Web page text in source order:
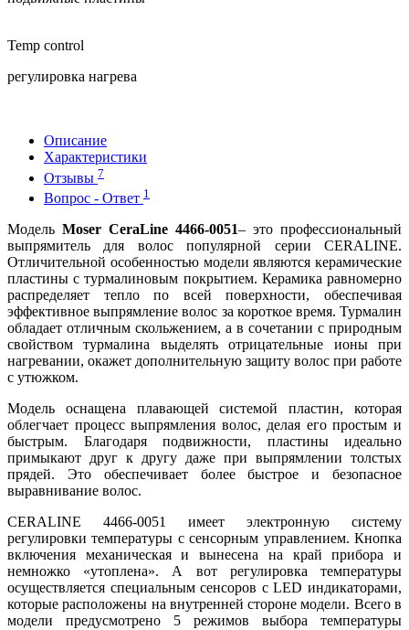
Temp control
регулировка нагрева
Описание
Характеристики
Отзывы 7
Вопрос - Ответ 1
Модель Moser CeraLine 4466-0051– это профессиональный
выпрямитель для волос популярной серии CERALINE.
Отличительной особенностью модели являются керамические
пластины с турмалиновым покрытием. Керамика равномерно
распределяет тепло по всей поверхности, обеспечивая
эффективное выпрямление волос за короткое время. Турмалин
обладает отличным скольжением, а в сочетании с природным
свойством турмалина выделять отрицательные ионы при
нагревании, окажет дополнительную защиту волос при работе
с утюжком.
Модель оснащена плавающей системой пластин, которая
облегчает процесс выпрямления волос, делая его простым и
быстрым. Благодаря подвижности, пластины идеально
примыкают друг к другу даже при выпрямлении толстых
прядей. Это обеспечивает более быстрое и безопасное
выравнивание волос.
CERALINE 4466-0051 имеет электронную систему
регулировки температуры с сенсорным управлением. Кнопка
включения механическая и вынесена на край прибора и
немножко «утоплена». А вот регулировка температуры
осуществляется специальным сенсоров с LED индикаторами,
которые расположены на внутренней стороне модели. Всего в
модели предусмотрено 5 режимов выбора температуры